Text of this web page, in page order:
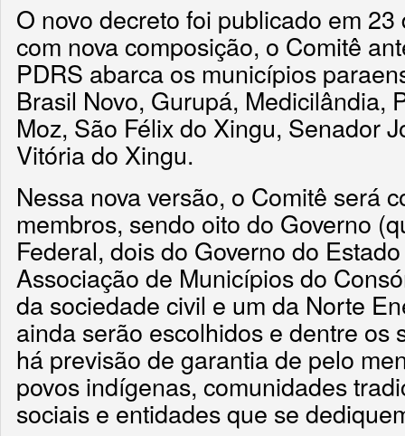
O novo decreto foi publicado em
com nova composição, o Comitê
PDRS abarca os municípios
Brasil Novo, Gurupá, Medicilândia,
Moz, São Félix do Xingu, Senador
Vitória do Xingu.
Nessa nova versão, o Comitê será
membros, sendo oito do Governo
Federal, dois do Governo do
Associação de Municípios do
da sociedade civil e um da Norte
ainda serão escolhidos e dentre os
há previsão de garantia de pelo
povos indígenas, comunidades
sociais e entidades que se